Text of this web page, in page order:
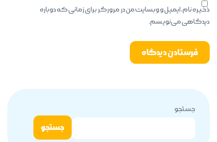
ذخیره نام، ایمیل و وبسایت من در مرورگر برای زمانی که دوباره
دیدگاهی می‌نویسم.
جستجو
جستجو